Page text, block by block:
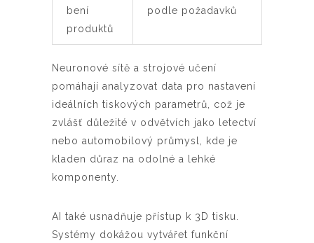
bení
produktů
podle požadavků
Neuronové sítě a strojové učení
pomáhají analyzovat data pro nastavení
ideálních tiskových parametrů, což je
zvlášť důležité v odvětvích jako letectví
nebo automobilový průmysl, kde je
kladen důraz na odolné a lehké
komponenty.
AI také usnadňuje přístup k 3D tisku.
Systémy dokážou vytvářet funkční